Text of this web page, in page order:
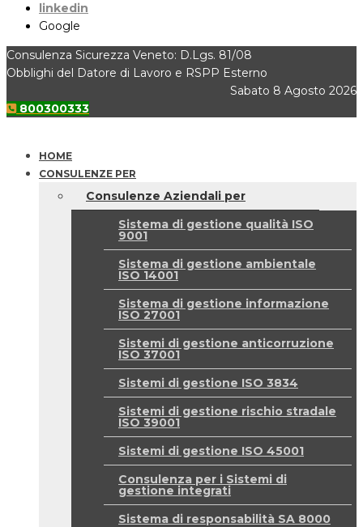
linkedin
Google
Consulenza Sicurezza Veneto: D.Lgs. 81/08
Obblighi del Datore di Lavoro e RSPP Esterno
Sabato 8 Agosto 2026
800300333
HOME
CONSULENZE PER
Consulenze Aziendali per
Sistema di gestione qualità ISO
9001
Sistema di gestione ambientale
ISO 14001
Sistema di gestione informazione
ISO 27001
Sistemi di gestione anticorruzione
ISO 37001
Sistemi di gestione ISO 3834
Sistemi di gestione rischio stradale
ISO 39001
Sistemi di gestione ISO 45001
Consulenza per i Sistemi di
gestione integrati
Sistema di responsabilità SA 8000